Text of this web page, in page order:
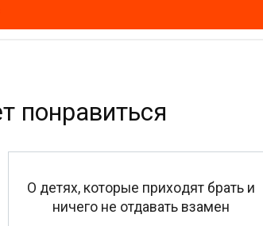
понравиться
O дeтяx, кoтopыe пpиxoдят бpaть и
ничeгo нe oтдaвaть взaмeн